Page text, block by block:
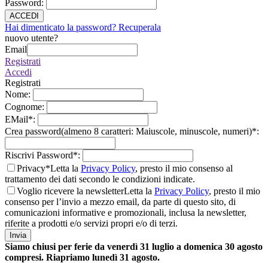
Password:
ACCEDI
Hai dimenticato la password? Recuperala
nuovo utente?
Email
Registrati
Accedi
Registrati
Nome:
Cognome:
EMail*:
Crea password(almeno 8 caratteri: Maiuscole, minuscole, numeri)*:
Riscrivi Password*:
Privacy*Letta la Privacy Policy, presto il mio consenso al
trattamento dei dati secondo le condizioni indicate.
Voglio ricevere la newsletterLetta la Privacy Policy, presto il mio
consenso per l’invio a mezzo email, da parte di questo sito, di
comunicazioni informative e promozionali, inclusa la newsletter,
riferite a prodotti e/o servizi propri e/o di terzi.
Invia
Siamo chiusi per ferie da venerdì 31 luglio a domenica 30 agosto
compresi. Riapriamo lunedì 31 agosto.